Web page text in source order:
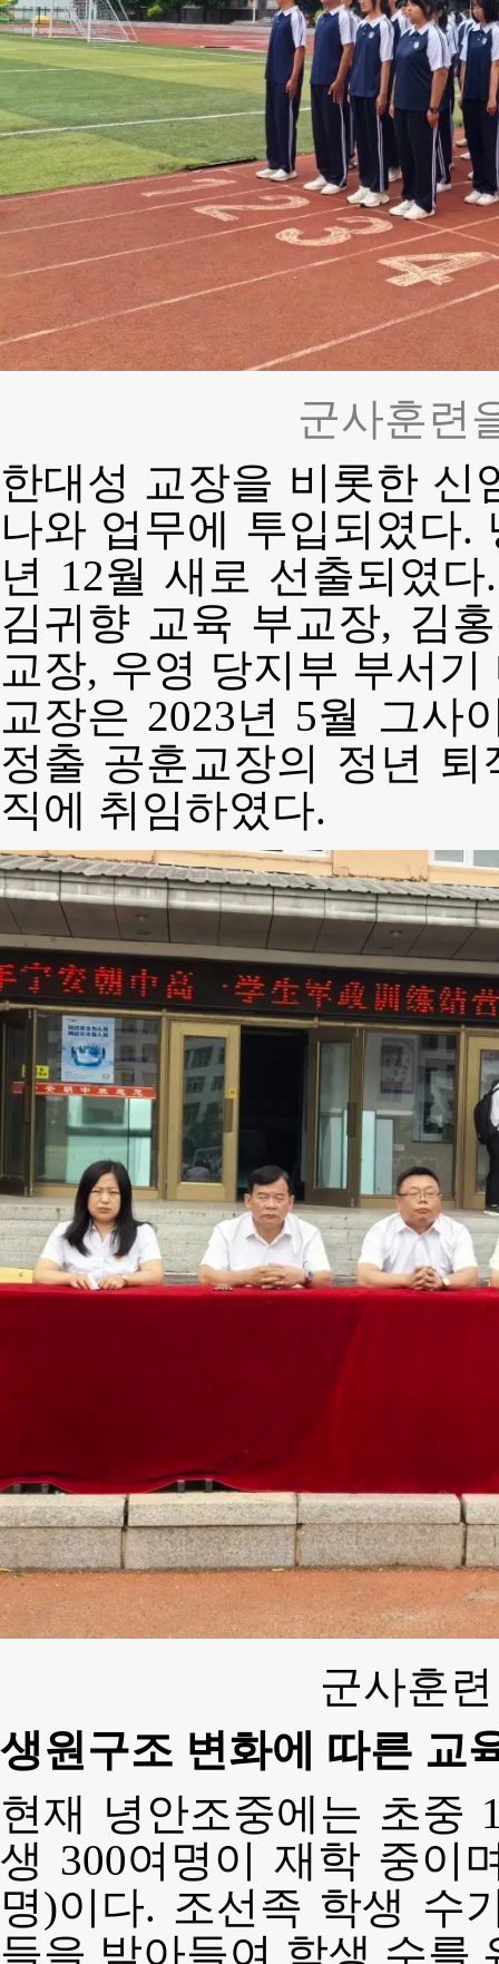
군사훈련
한대성 교장을 비롯한 신
나와 업무에 투입되였다.
년 12월 새로 선출되였
김귀향 교육 부교장, 김
교장, 우영 당지부 부서
교장은 2023년 5월 그사
정출 공훈교장의 정년
직에 취임하였다.
군사훈
생원구조 변화에 따른 교
현재 녕안조중에는 초중
생 300여명이 재학 중이
명)이다. 조선족 학생 수
들을 받아들여 학생 수를